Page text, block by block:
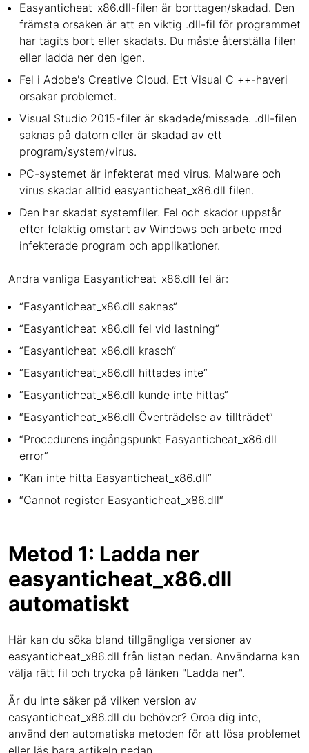
Easyanticheat_x86.dll-filen är borttagen/skadad. Den
främsta orsaken är att en viktig .dll-fil för programmet
har tagits bort eller skadats. Du måste återställa filen
eller ladda ner den igen.
Fel i Adobe's Creative Cloud. Ett Visual C ++-haveri
orsakar problemet.
Visual Studio 2015-filer är skadade/missade. .dll-filen
saknas på datorn eller är skadad av ett
program/system/virus.
PC-systemet är infekterat med virus. Malware och
virus skadar alltid easyanticheat_x86.dll filen.
Den har skadat systemfiler. Fel och skador uppstår
efter felaktig omstart av Windows och arbete med
infekterade program och applikationer.
Andra vanliga Easyanticheat_x86.dll fel är:
“Easyanticheat_x86.dll saknas“
“Easyanticheat_x86.dll fel vid lastning“
“Easyanticheat_x86.dll krasch“
“Easyanticheat_x86.dll hittades inte“
“Easyanticheat_x86.dll kunde inte hittas“
“Easyanticheat_x86.dll Överträdelse av tillträdet“
“Procedurens ingångspunkt Easyanticheat_x86.dll
error“
“Kan inte hitta Easyanticheat_x86.dll“
“Cannot register Easyanticheat_x86.dll“
Metod 1: Ladda ner
easyanticheat_x86.dll
automatiskt
Här kan du söka bland tillgängliga versioner av
easyanticheat_x86.dll från listan nedan. Användarna kan
välja rätt fil och trycka på länken "Ladda ner".
Är du inte säker på vilken version av
easyanticheat_x86.dll du behöver? Oroa dig inte,
använd den automatiska metoden för att lösa problemet
eller läs bara artikeln nedan.